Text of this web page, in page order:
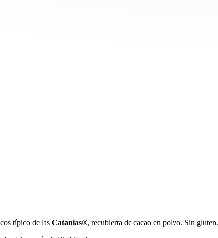
típico de las Catanias®, recubierta de cacao en polvo. Sin gluten.